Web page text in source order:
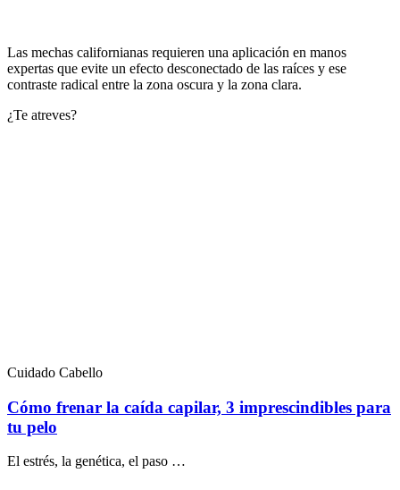
Las mechas californianas requieren una aplicación en manos
expertas que evite un efecto desconectado de las raíces y ese
contraste radical entre la zona oscura y la zona clara.
¿Te atreves?
Cuidado Cabello
Cómo frenar la caída capilar, 3 imprescindibles para
tu pelo
El estrés, la genética, el paso …